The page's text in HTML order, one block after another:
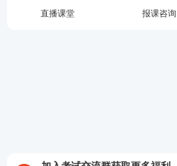
“好学”
200次/科答疑：
直播课堂 报课咨询